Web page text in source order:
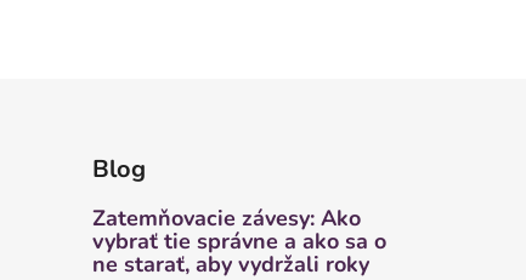
Blog
Zatemňovacie závesy: Ako
vybrať tie správne a ako sa o
ne starať, aby vydržali roky